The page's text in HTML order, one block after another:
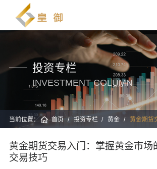
投资专栏
INVESTMENT COLUMN
当前位置： 首页 投资专栏 黄金 黄金期货
黄金期货交易入门：掌握黄金市场
交易技巧